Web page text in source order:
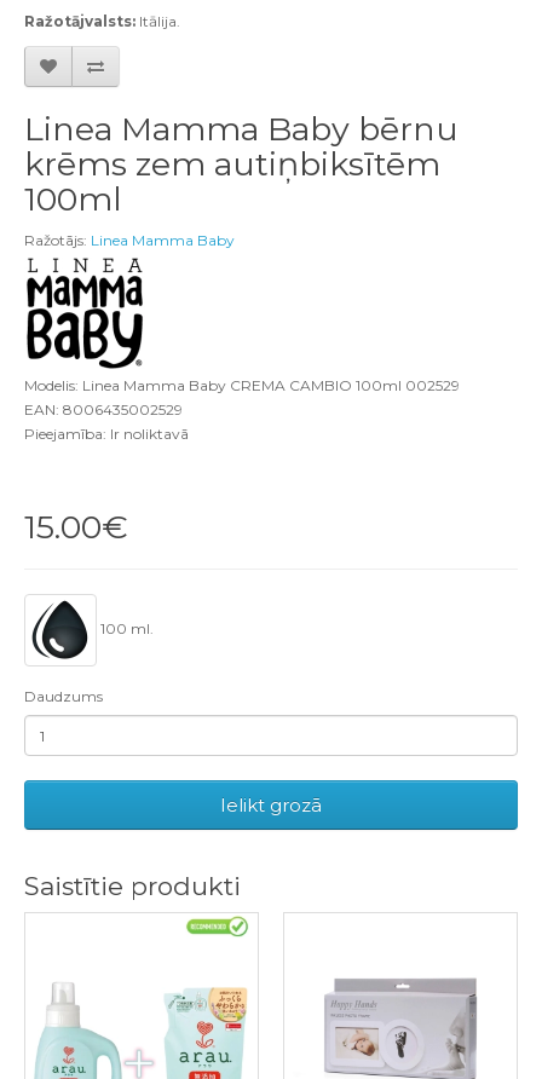
Ražotājvalsts: Itālija.
Linea Mamma Baby bērnu
krēms zem autiņbiksītēm
100ml
Ražotājs: Linea Mamma Baby
Modelis: Linea Mamma Baby CREMA CAMBIO 100ml 002529
EAN: 8006435002529
Pieejamība: Ir noliktavā
15.00€
100 ml.
Daudzums
Ielikt grozā
Saistītie produkti